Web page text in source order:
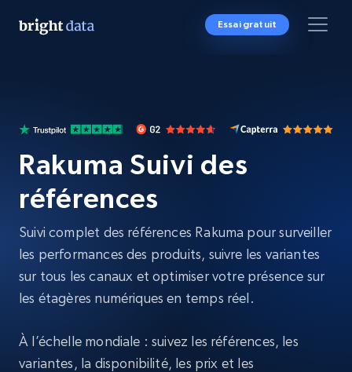
Essai gratuit
Rakuma Suivi des
références
Suivi complet des références Rakuma pour surveiller
les performances des produits, suivre les variantes
sur tous les canaux et optimiser votre présence sur
les étagères numériques en temps réel.
À l’échelle mondiale : suivez les références, les
variantes, la disponibilité, les prix et les